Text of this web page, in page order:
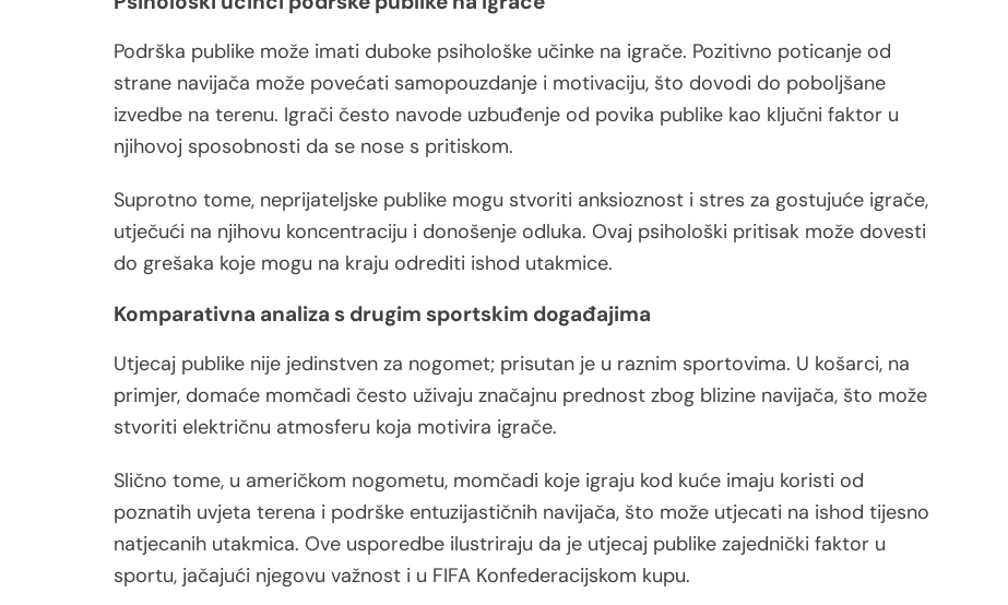
Podrška publike može imati duboke psihološke učinke na igrače. Pozitivno poticanje od
strane navijača može povećati samopouzdanje i motivaciju, što dovodi do poboljšane
izvedbe na terenu. Igrači često navode uzbuđenje od povika publike kao ključni faktor u
njihovoj sposobnosti da se nose s pritiskom.
Suprotno tome, neprijateljske publike mogu stvoriti anksioznost i stres za gostujuće igrače,
utječući na njihovu koncentraciju i donošenje odluka. Ovaj psihološki pritisak može dovesti
do grešaka koje mogu na kraju odrediti ishod utakmice.
Komparativna analiza s drugim sportskim događajima
Utjecaj publike nije jedinstven za nogomet; prisutan je u raznim sportovima. U košarci, na
primjer, domaće momčadi često uživaju značajnu prednost zbog blizine navijača, što može
stvoriti električnu atmosferu koja motivira igrače.
Slično tome, u američkom nogometu, momčadi koje igraju kod kuće imaju koristi od
poznatih uvjeta terena i podrške entuzijastičnih navijača, što može utjecati na ishod tijesno
natjecanih utakmica. Ove usporedbe ilustriraju da je utjecaj publike zajednički faktor u
sportu, jačajući njegovu važnost i u FIFA Konfederacijskom kupu.